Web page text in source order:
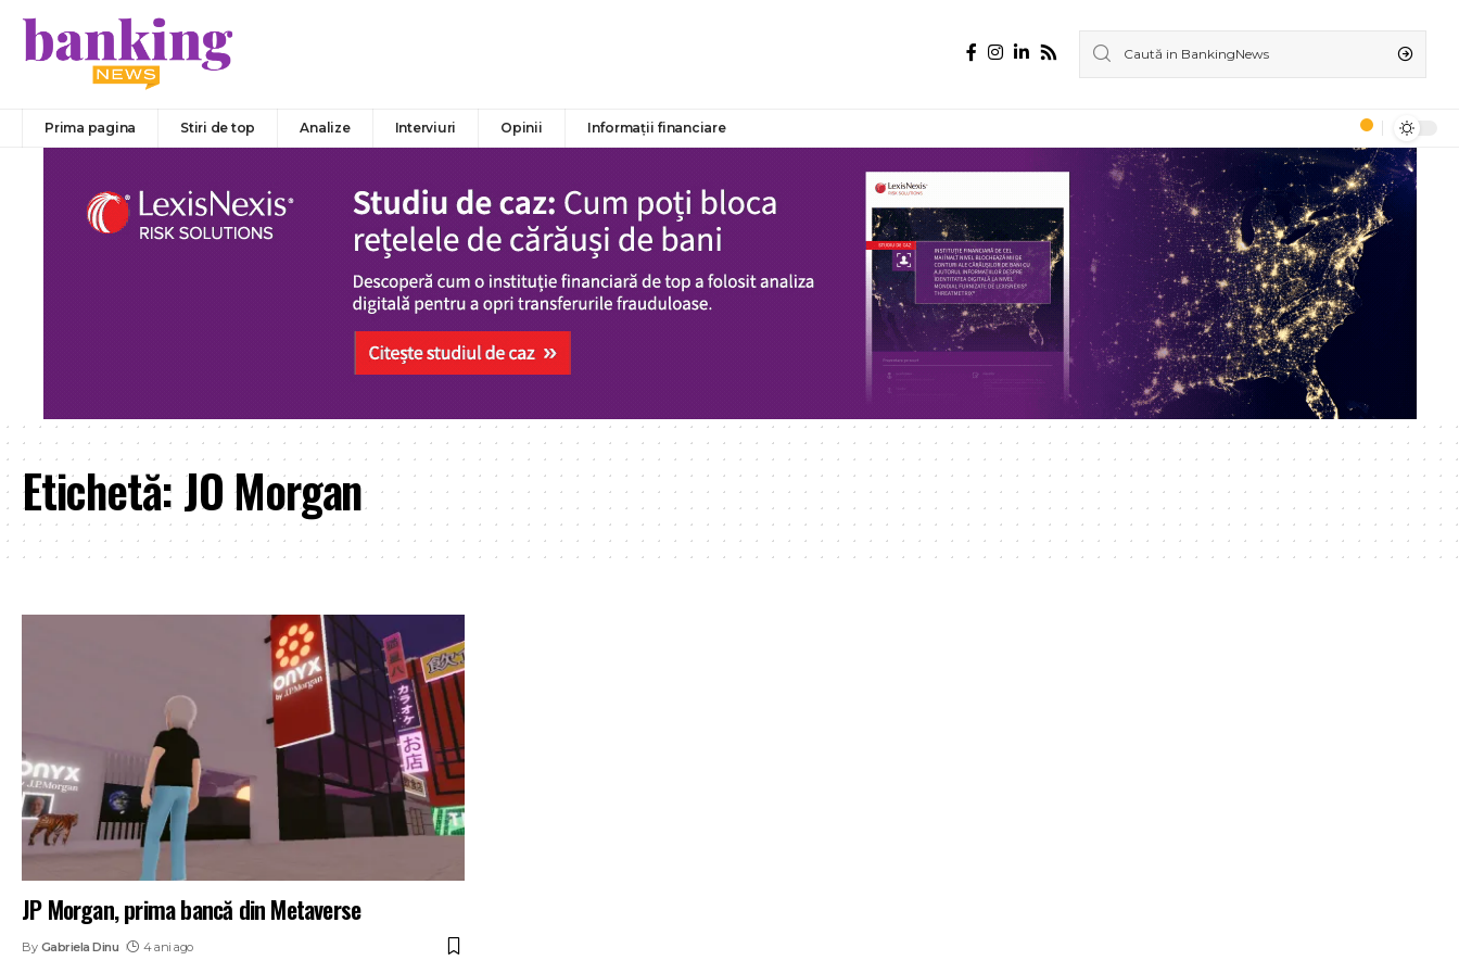
Prima pagina Stiri de top Analize Interviuri Opinii Informații financiare
Etichetă:JO Morgan
JP Morgan, prima bancă din Metaverse
By Gabriela Dinu 4 ani ago